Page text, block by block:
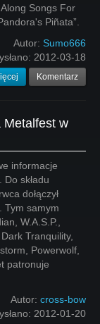
Songs For
Piñata”.
Autor: Sumo666
2012-03-18
Komentarz
Metalfest w
informacje
składu
dołączył
Tym samym
W.A.S.P.,
Tranquility,
Powerwolf,
patronuje
Autor: cross-bow
2012-01-20